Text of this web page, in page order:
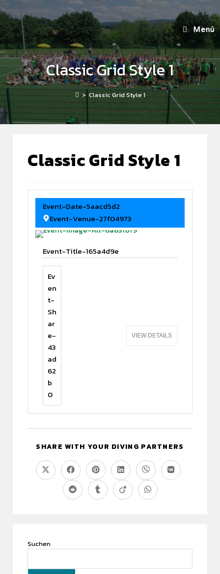
Menü
Classic Grid Style 1
> Classic Grid Style 1
Classic Grid Style 1
Event-Date-5aacd5d2
Event-Venue-27f04973
Event-Title-165a4d9e
Ev
en
t-
Sh
ar
e-
43
ad
62
b
0
VIEW DETAILS
SHARE WITH YOUR DIVING PARTNERS
Suchen